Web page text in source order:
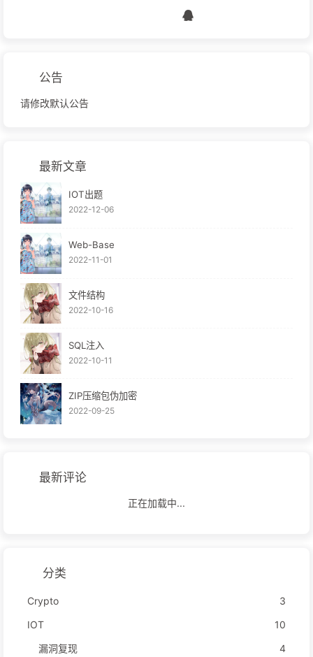
公告
请修改默认公告
最新文章
IOT出题
2022-12-06
Web-Base
2022-11-01
文件结构
2022-10-16
SQL注入
2022-10-11
ZIP压缩包伪加密
2022-09-25
最新评论
正在加载中...
分类
Crypto
3
IOT
10
漏洞复现
4